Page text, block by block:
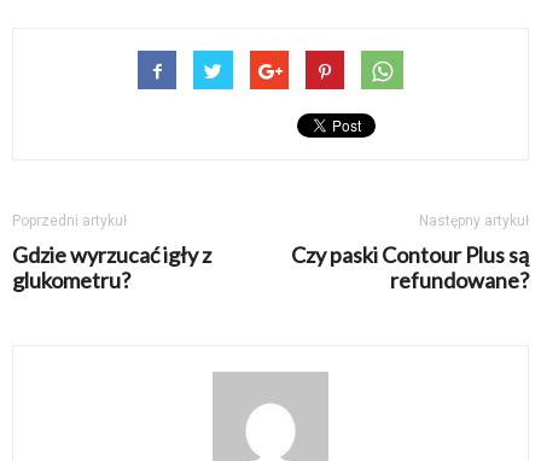
Poprzedni artykuł
Gdzie wyrzucać igły z
glukometru?
Następny artykuł
Czy paski Contour Plus są
refundowane?